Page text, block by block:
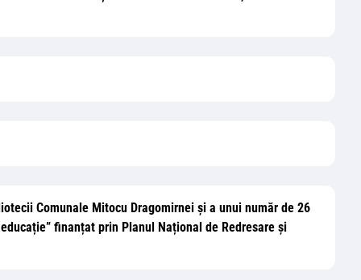
Comunale Mitocu Dragomirnei și a unui număr de 26
finanțat prin Planul Național de Redresare și